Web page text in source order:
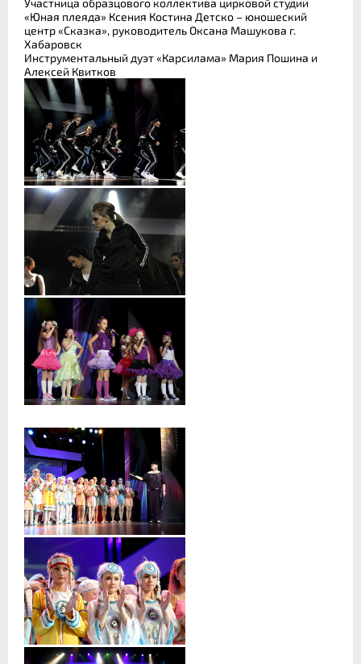
Участница образцового коллектива цирковой студии
«Юная плеяда» Ксения Костина Детско – юношеский
центр «Сказка», руководитель Оксана Машукова г.
Хабаровск
Инструментальный дуэт «Карсилама» Мария Пошина и
Алексей Квитков